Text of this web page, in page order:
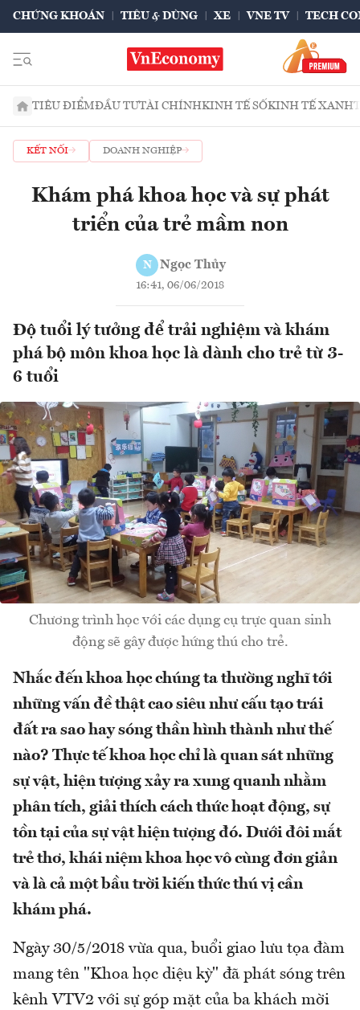
CHỨNG KHOÁN TIÊU & DÙNG XE VNE TV TECH
TIÊU ĐIỂMĐẦU TƯTÀI CHÍNHKINH TẾ SỐKINH TẾ XANH
KẾT NỐI DOANH NGHIỆP
Khám phá khoa học và sự phát
triển của trẻ mầm non
N Ngọc Thủy
16:41, 06/06/2018
Độ tuổi lý tưởng để trải nghiệm và khám
phá bộ môn khoa học là dành cho trẻ từ 3-
6 tuổi
Chương trình học với các dụng cụ trực quan sinh
động sẽ gây được hứng thú cho trẻ.
Nhắc đến khoa học chúng ta thường nghĩ tới
những vấn đề thật cao siêu như cấu tạo trái
đất ra sao hay sóng thần hình thành như thế
nào? Thực tế khoa học chỉ là quan sát những
sự vật, hiện tượng xảy ra xung quanh nhằm
phân tích, giải thích cách thức hoạt động, sự
tồn tại của sự vật hiện tượng đó. Dưới đôi mắt
trẻ thơ, khái niệm khoa học vô cùng đơn giản
và là cả một bầu trời kiến thức thú vị cần
khám phá.
Ngày 30/5/2018 vừa qua, buổi giao lưu tọa đàm
mang tên "Khoa học diệu kỳ" đã phát sóng trên
kênh VTV2 với sự góp mặt của ba khách mời